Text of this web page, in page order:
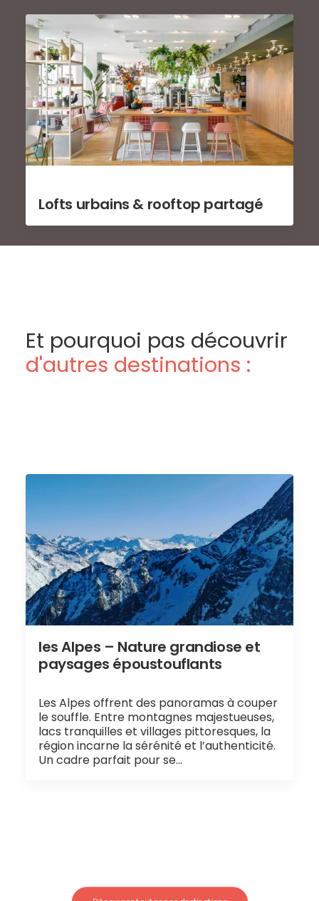
Lofts urbains & rooftop partagé
Et pourquoi pas découvrir
d'autres destinations :
les Alpes – Nature grandiose et
paysages époustouflants
Les Alpes offrent des panoramas à couper
le souffle. Entre montagnes majestueuses,
lacs tranquilles et villages pittoresques, la
région incarne la sérénité et l’authenticité.
Un cadre parfait pour se…